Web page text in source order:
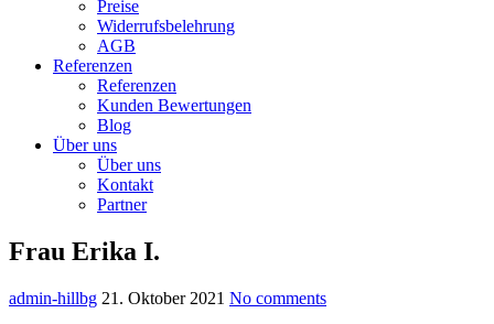
Preise
Widerrufsbelehrung
AGB
Referenzen
Referenzen
Kunden Bewertungen
Blog
Über uns
Über uns
Kontakt
Partner
Frau Erika I.
admin-hillbg 21. Oktober 2021 No comments